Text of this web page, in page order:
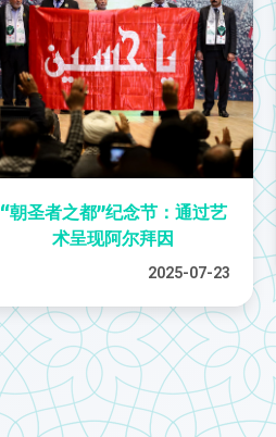
“朝圣者之都”纪念节：通过艺
术呈现阿尔拜因
2025-07-23